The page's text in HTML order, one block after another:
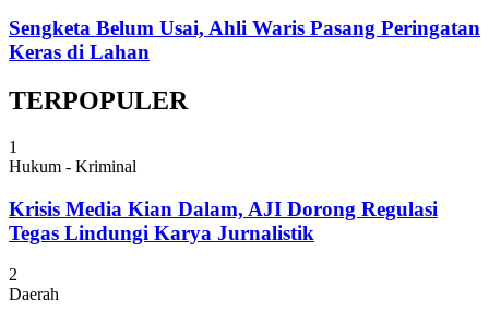
Sengketa Belum Usai, Ahli Waris Pasang Peringatan
Keras di Lahan
TERPOPULER
1
Hukum - Kriminal
Krisis Media Kian Dalam, AJI Dorong Regulasi
Tegas Lindungi Karya Jurnalistik
2
Daerah